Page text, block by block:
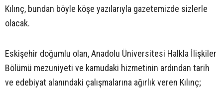
Kılınç, bundan böyle köşe yazılarıyla gazetemizde sizlerle
olacak.
Eskişehir doğumlu olan, Anadolu Üniversitesi Halkla İlişkiler
Bölümü mezuniyeti ve kamudaki hizmetinin ardından tarih
ve edebiyat alanındaki çalışmalarına ağırlık veren Kılınç;